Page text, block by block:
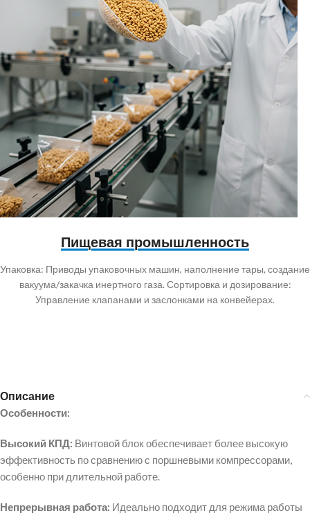
Пищевая промышленность
Упаковка: Приводы упаковочных машин, наполнение тары, создание
вакуума/закачка инертного газа. Сортировка и дозирование:
Управление клапанами и заслонками на конвейерах.
Описание
Особенности:
Высокий КПД: Винтовой блок обеспечивает более высокую
эффективность по сравнению с поршневыми компрессорами,
особенно при длительной работе.
Непрерывная работа: Идеально подходит для режима работы